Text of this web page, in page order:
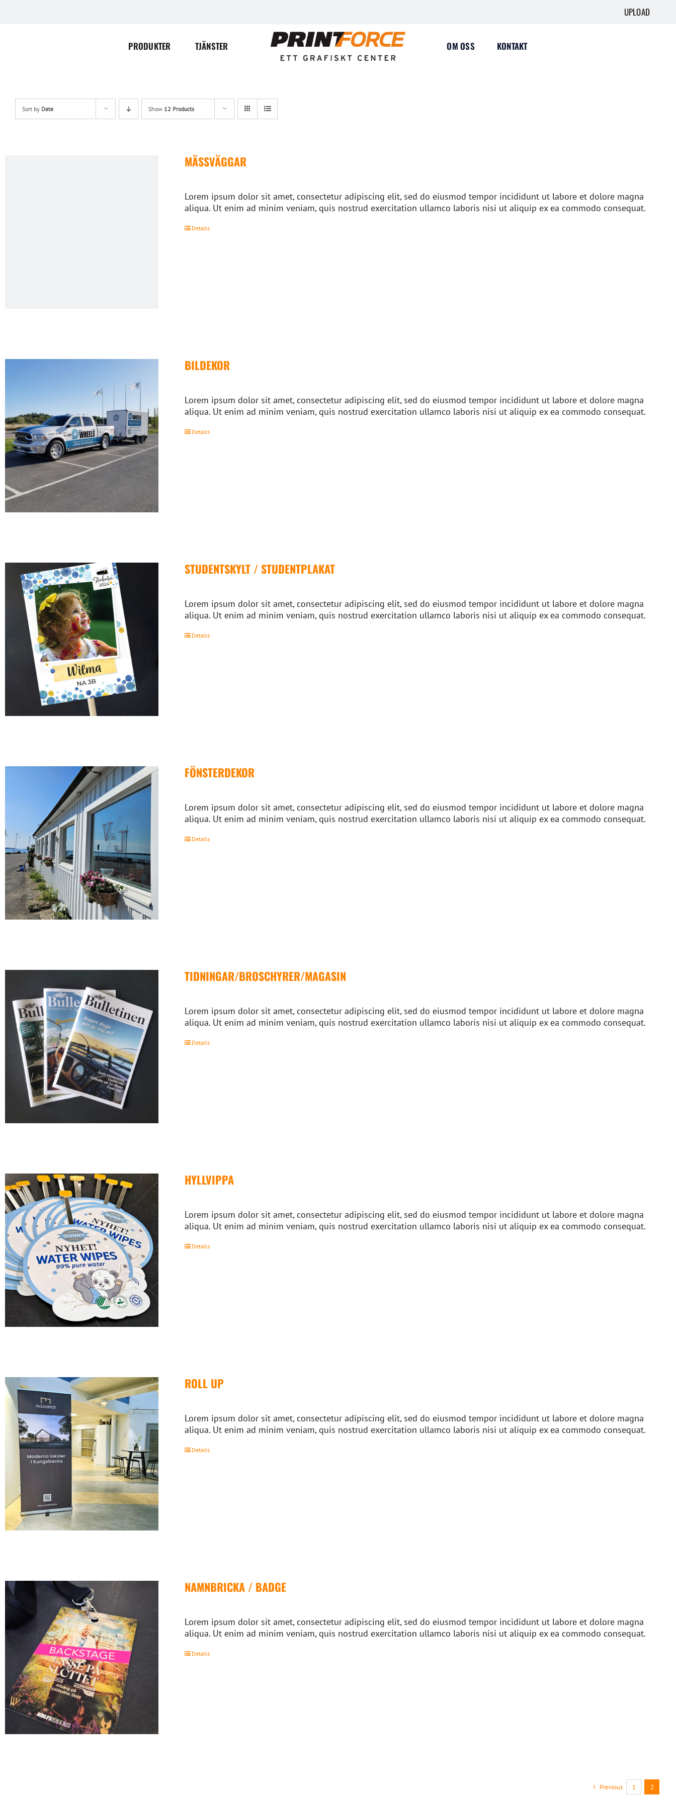
UPLOAD
PRODUKTER TJÄNSTER OM OSS KONTAKT
Sort by Date Show 12 Products
MÄSSVÄGGAR
Lorem ipsum dolor sit amet, consectetur adipiscing elit, sed do eiusmod tempor incididunt ut labore et dolore magna
aliqua. Ut enim ad minim veniam, quis nostrud exercitation ullamco laboris nisi ut aliquip ex ea commodo consequat.
Details
BILDEKOR
Lorem ipsum dolor sit amet, consectetur adipiscing elit, sed do eiusmod tempor incididunt ut labore et dolore magna
aliqua. Ut enim ad minim veniam, quis nostrud exercitation ullamco laboris nisi ut aliquip ex ea commodo consequat.
Details
STUDENTSKYLT / STUDENTPLAKAT
Lorem ipsum dolor sit amet, consectetur adipiscing elit, sed do eiusmod tempor incididunt ut labore et dolore magna
aliqua. Ut enim ad minim veniam, quis nostrud exercitation ullamco laboris nisi ut aliquip ex ea commodo consequat.
Details
FÖNSTERDEKOR
Lorem ipsum dolor sit amet, consectetur adipiscing elit, sed do eiusmod tempor incididunt ut labore et dolore magna
aliqua. Ut enim ad minim veniam, quis nostrud exercitation ullamco laboris nisi ut aliquip ex ea commodo consequat.
Details
TIDNINGAR/BROSCHYRER/MAGASIN
Lorem ipsum dolor sit amet, consectetur adipiscing elit, sed do eiusmod tempor incididunt ut labore et dolore magna
aliqua. Ut enim ad minim veniam, quis nostrud exercitation ullamco laboris nisi ut aliquip ex ea commodo consequat.
Details
HYLLVIPPA
Lorem ipsum dolor sit amet, consectetur adipiscing elit, sed do eiusmod tempor incididunt ut labore et dolore magna
aliqua. Ut enim ad minim veniam, quis nostrud exercitation ullamco laboris nisi ut aliquip ex ea commodo consequat.
Details
ROLL UP
Lorem ipsum dolor sit amet, consectetur adipiscing elit, sed do eiusmod tempor incididunt ut labore et dolore magna
aliqua. Ut enim ad minim veniam, quis nostrud exercitation ullamco laboris nisi ut aliquip ex ea commodo consequat.
Details
NAMNBRICKA / BADGE
Lorem ipsum dolor sit amet, consectetur adipiscing elit, sed do eiusmod tempor incididunt ut labore et dolore magna
aliqua. Ut enim ad minim veniam, quis nostrud exercitation ullamco laboris nisi ut aliquip ex ea commodo consequat.
Details
Previous 1 2